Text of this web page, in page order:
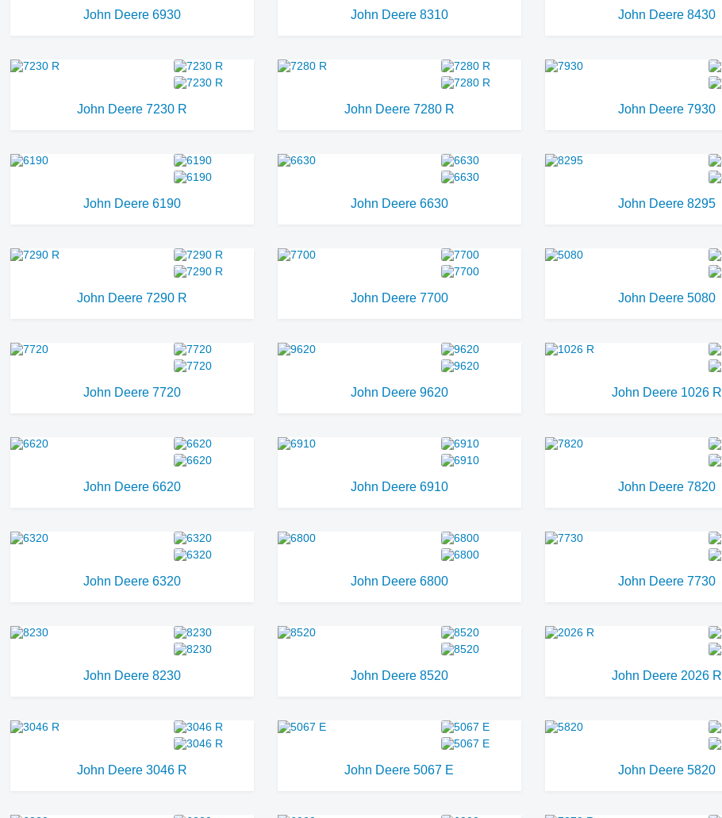
John Deere 6930 John Deere 8310 John Deere 8430
John Deere 7230 R John Deere 7280 R John Deere 7930
John Deere 6190 John Deere 6630 John Deere 8295
John Deere 7290 R John Deere 7700 John Deere 5080
John Deere 7720 John Deere 9620 John Deere 1026 R
John Deere 6620 John Deere 6910 John Deere 7820
John Deere 6320 John Deere 6800 John Deere 7730
John Deere 8230 John Deere 8520 John Deere 2026 R
John Deere 3046 R John Deere 5067 E John Deere 5820